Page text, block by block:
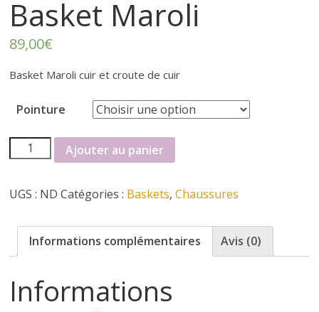
t
e
r
f
é
m
i
Basket Maroli
89,00€
Basket Maroli cuir et croute de cuir
Pointure
quantité
de
Maroli
Ajouter au panier
UGS : ND Catégories : Baskets,Chaussures
Informations complémentaires Avis (0)
Informations